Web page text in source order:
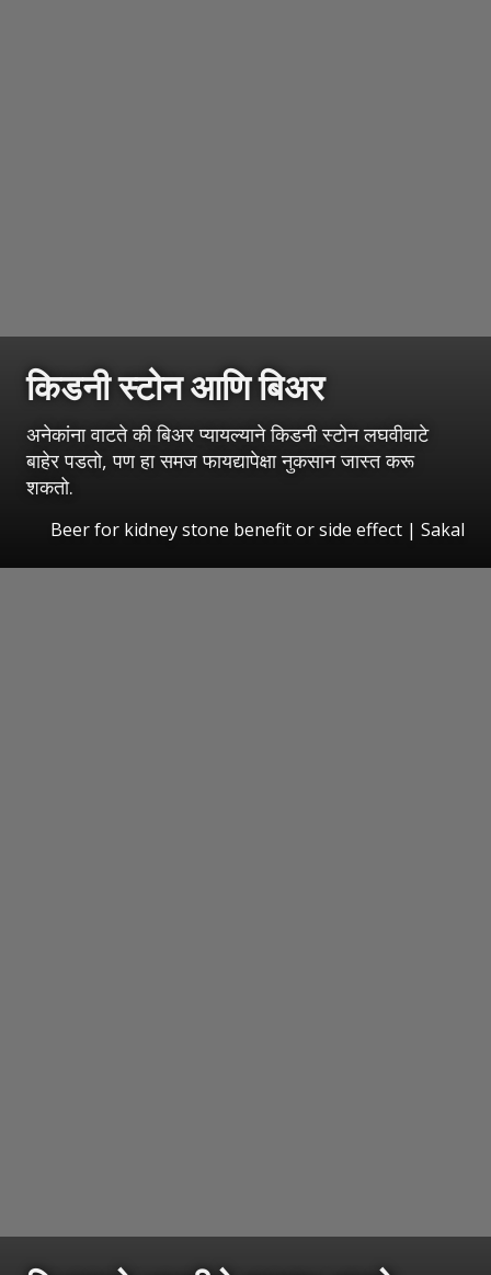
किडनी स्टोन आणि बिअर
अनेकांना वाटते की बिअर प्यायल्याने किडनी स्टोन लघवीवाटे
बाहेर पडतो, पण हा समज फायद्यापेक्षा नुकसान जास्त करू
शकतो.
Beer for kidney stone benefit or side effect | Sakal